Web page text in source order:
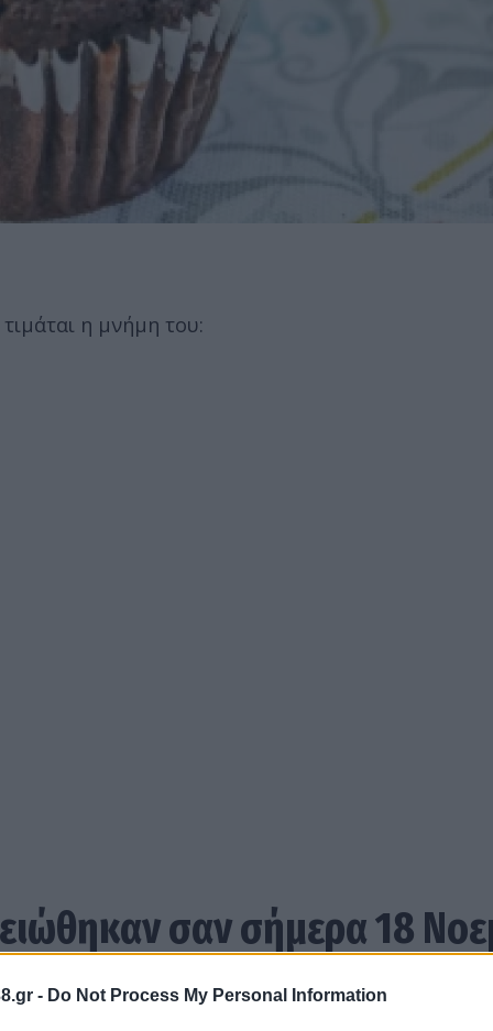
- Do Not Process My Personal Information
η μνήμη του:
σαν σήμερα 18
«Unam sanctam» (Ο Ένας Άγιος), όπου
επί της Γης.